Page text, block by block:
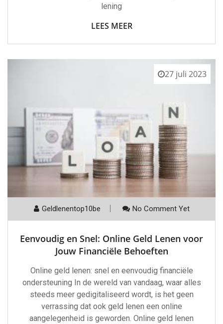
lening
LEES MEER
27 juli 2023
Geldlenentop10be No Comment Yet
Eenvoudig en Snel: Online Geld Lenen voor
Jouw Financiële Behoeften
Online geld lenen: snel en eenvoudig financiële
ondersteuning In de wereld van vandaag, waar alles
steeds meer gedigitaliseerd wordt, is het geen
verrassing dat ook geld lenen een online
aangelegenheid is geworden. Online geld lenen